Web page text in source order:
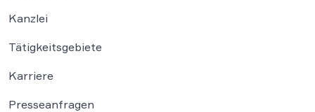
Kanzlei
Tätigkeitsgebiete
Karriere
Presseanfragen